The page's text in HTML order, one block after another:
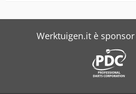
Werktuigen.it è